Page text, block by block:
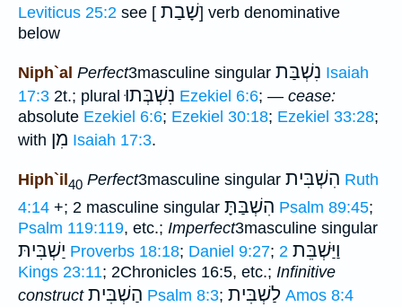
Leviticus 25:2 see [ שָׁבַת] verb denominative
below
Niph`al Perfect3masculine singular נִשְׁבַּת Isaiah
17:3 2t.; pluralנִשְׁבְּתוּ Ezekiel 6:6; — cease:
absolute Ezekiel 6:6; Ezekiel 30:18; Ezekiel 33:28;
with מִן Isaiah 17:3.
Hiph`il40 Perfect3masculine singular הִשְׁבִּית Ruth
4:14 +; 2 masculine singular הִשְׁבַּתָּ Psalm 89:45;
Psalm 119:119, etc.; Imperfect3masculine singular
יַשְׁבִּיתּ Proverbs 18:18; Daniel 9:27; וַיַּשְׁבֵּת 2
Kings 23:11; 2Chronicles 16:5, etc.; Infinitive
construct הַשְׁבִּית Psalm 8:3; לַשְׁבִּית Amos 8:4